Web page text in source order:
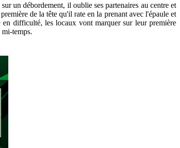
un débordement, il oublie ses partenaires au centre et
de la tête qu'il rate en la prenant avec l'épaule et
difficulté, les locaux vont marquer sur leur première
temps.